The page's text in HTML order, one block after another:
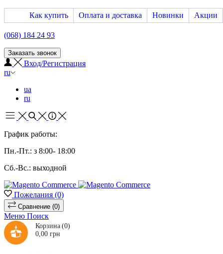
Как купить Оплата и доставка Новинки Акции
(068) 184 24 93
Заказать звонок
Вход/Регистрация
ru
ua
ru
График работы:
Пн.-Пт.: з 8:00- 18:00
Сб.-Вс.: выходной
Пожелания (0)
Сравнение (0)
Меню Поиск
Корзина (0)
0,00 грн